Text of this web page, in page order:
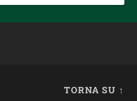
TORNA SU ↑